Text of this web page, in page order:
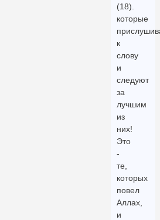
(18).
которые
к
слову
и
следуют
за
лучшим
из
них!
Это
-
те,
которых
повел
Аллах,
и